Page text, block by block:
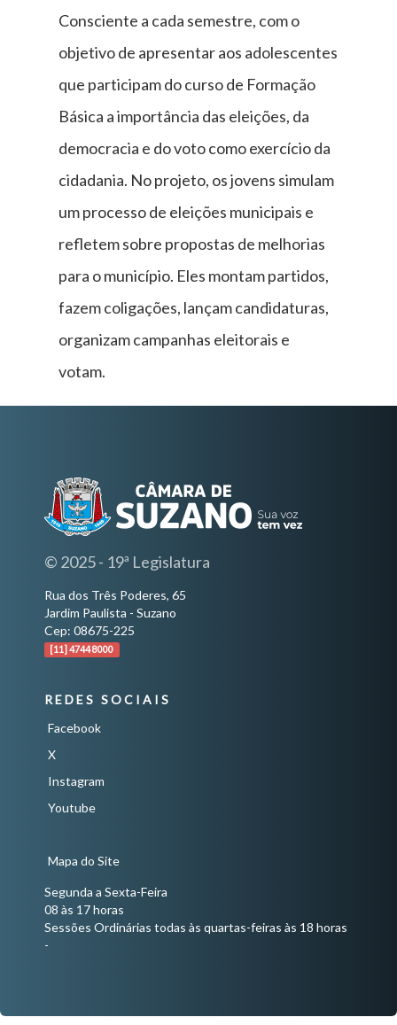
Consciente a cada semestre, com o
objetivo de apresentar aos adolescentes
que participam do curso de Formação
Básica a importância das eleições, da
democracia e do voto como exercício da
cidadania. No projeto, os jovens simulam
um processo de eleições municipais e
refletem sobre propostas de melhorias
para o município. Eles montam partidos,
fazem coligações, lançam candidaturas,
organizam campanhas eleitorais e
votam.
© 2025 - 19ª Legislatura
Rua dos Três Poderes, 65
Jardim Paulista - Suzano
Cep: 08675-225
[11] 4744 8000
REDES SOCIAIS
Facebook
X
Instagram
Youtube
Mapa do Site
Segunda a Sexta-Feira
08 às 17 horas
Sessões Ordinárias todas às quartas-feiras às 18 horas
-